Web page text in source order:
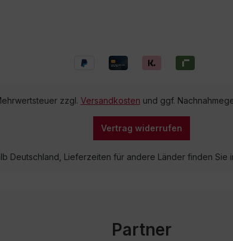
zzgl. Versandkosten und ggf.
Vertrag widerrufen
Deutschland, Lieferzeiten für andere Länder finden Sie
Partner